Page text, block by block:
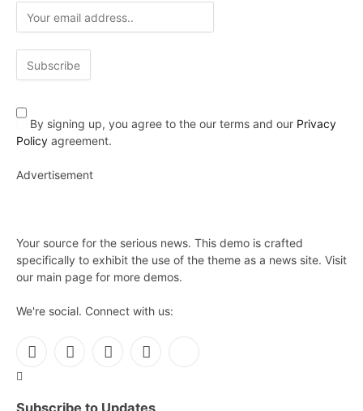
By signing up, you agree to the our terms and our Privacy
Policy agreement.
Advertisement
Your source for the serious news. This demo is crafted
specifically to exhibit the use of the theme as a news site. Visit
our main page for more demos.
We're social. Connect with us:
Facebook
X
InstagramPinterest
Subscribe to Updates